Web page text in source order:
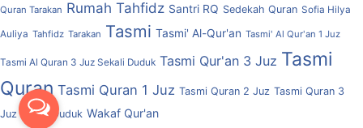
Quran Tarakan Rumah Tahfidz Santri RQ Sedekah Quran Sofia Hilya
Auliya Tahfidz Tarakan Tasmi Tasmi' Al-Qur'an Tasmi' Al Qur'an 1 Juz
Tasmi Al Quran 3 Juz Sekali Duduk Tasmi Qur'an 3 Juz Tasmi
Quran Tasmi Quran 1 Juz Tasmi Quran 2 Juz Tasmi Quran 3
Juz Sekali Duduk Wakaf Qur'an